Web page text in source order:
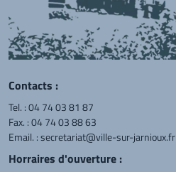
Contacts :
Tel. :04 74 03 81 87
Fax. : 04 74 03 88 63
Email. :secretariat@ville-sur-jarnioux.fr
Horraires d'ouverture :